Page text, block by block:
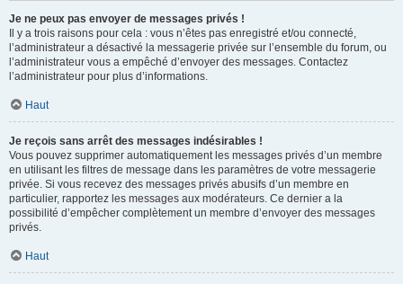
Je ne peux pas envoyer de messages privés !
Il y a trois raisons pour cela : vous n’êtes pas enregistré et/ou connecté,
l’administrateur a désactivé la messagerie privée sur l’ensemble du forum, ou
l’administrateur vous a empêché d’envoyer des messages. Contactez
l’administrateur pour plus d’informations.
Haut
Je reçois sans arrêt des messages indésirables !
Vous pouvez supprimer automatiquement les messages privés d’un membre
en utilisant les filtres de message dans les paramètres de votre messagerie
privée. Si vous recevez des messages privés abusifs d’un membre en
particulier, rapportez les messages aux modérateurs. Ce dernier a la
possibilité d’empêcher complètement un membre d’envoyer des messages
privés.
Haut